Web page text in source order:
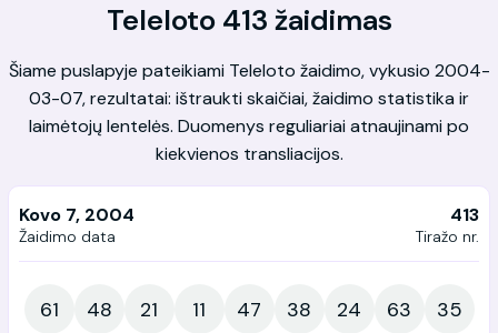
Teleloto 413 žaidimas
Šiame puslapyje pateikiami Teleloto žaidimo, vykusio 2004-
03-07, rezultatai: ištraukti skaičiai, žaidimo statistika ir
laimėtojų lentelės. Duomenys reguliariai atnaujinami po
kiekvienos transliacijos.
Kovo 7, 2004
Žaidimo data
413
Tiražo nr.
61 48 21 11 47 38 24 63
35